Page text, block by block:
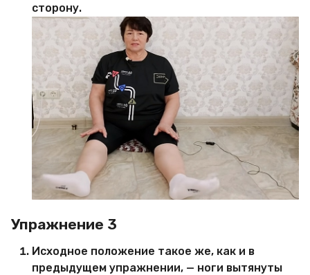
сторону.
Упражнение 3
Исходное положение такое же, как и в
предыдущем упражнении, — ноги вытянуты